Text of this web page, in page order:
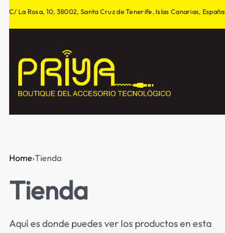
C/ La Rosa, 10, 38002, Santa Cruz de Tenerife, Islas Canarias, España
Home›Tienda
Tienda
Aquí es donde puedes ver los productos en esta